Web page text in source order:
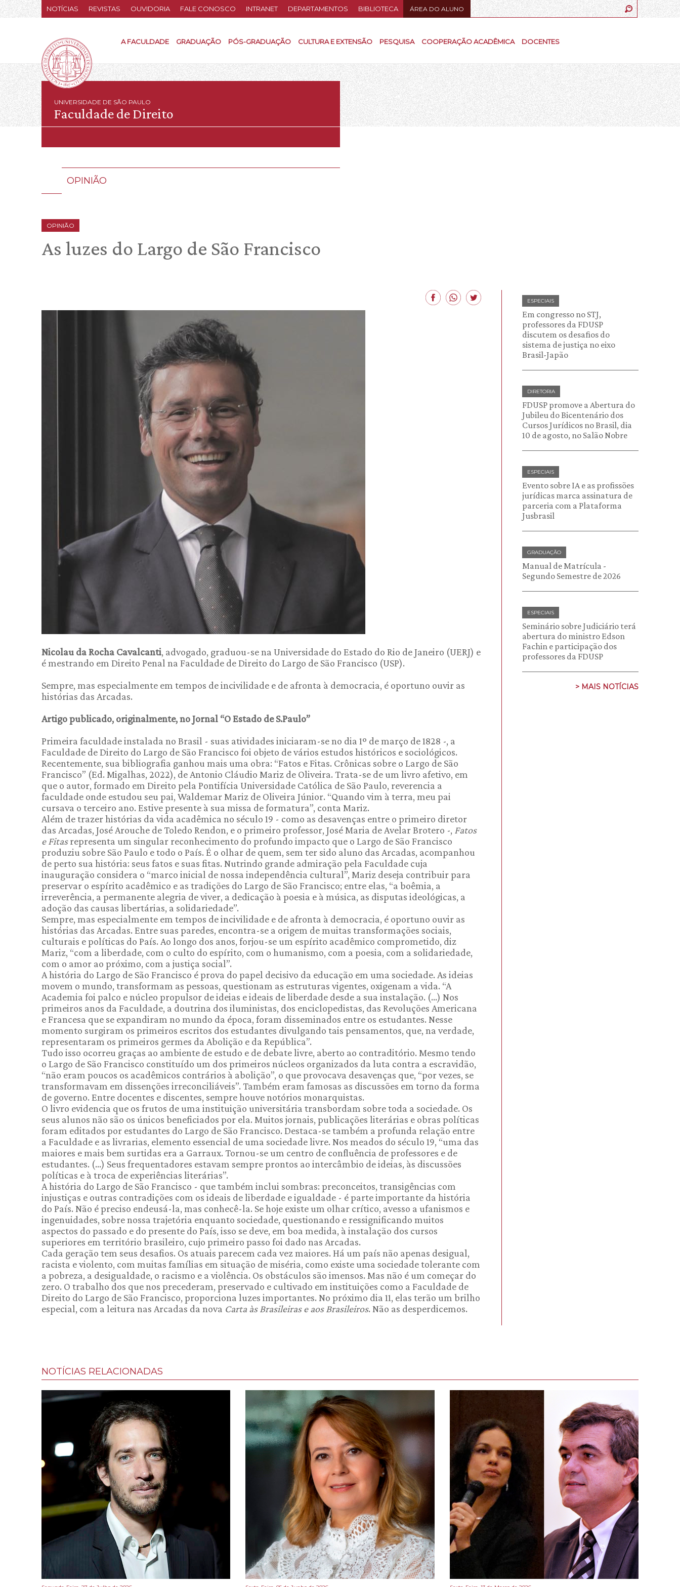
NOTÍCIAS REVISTAS OUVIDORIA FALE CONOSCO INTRANET DEPARTAMENTOS BIBLIOTECA ÁREA DO ALUNO
A FACULDADE GRADUAÇÃO PÓS-GRADUAÇÃO CULTURA E EXTENSÃO PESQUISA COOPERAÇÃO ACADÊMICA DOCENTES
UNIVERSIDADE DE SÃO PAULO
Faculdade de Direito
OPINIÃO
OPINIÃO
As luzes do Largo de São Francisco
Nicolau da Rocha Cavalcanti, advogado, graduou-se na Universidade do Estado do Rio de Janeiro (UERJ) e
é mestrando em Direito Penal na Faculdade de Direito do Largo de São Francisco (USP).
Sempre, mas especialmente em tempos de incivilidade e de afronta à democracia, é oportuno ouvir as
histórias das Arcadas.
Artigo publicado, originalmente, no Jornal “O Estado de S.Paulo”
Primeira faculdade instalada no Brasil - suas atividades iniciaram-se no dia 1º de março de 1828 -, a
Faculdade de Direito do Largo de São Francisco foi objeto de vários estudos históricos e sociológicos.
Recentemente, sua bibliografia ganhou mais uma obra: “Fatos e Fitas. Crônicas sobre o Largo de São
Francisco” (Ed. Migalhas, 2022), de Antonio Cláudio Mariz de Oliveira. Trata-se de um livro afetivo, em
que o autor, formado em Direito pela Pontifícia Universidade Católica de São Paulo, reverencia a
faculdade onde estudou seu pai, Waldemar Mariz de Oliveira Júnior. “Quando vim à terra, meu pai
cursava o terceiro ano. Estive presente à sua missa de formatura”, conta Mariz.
Além de trazer histórias da vida acadêmica no século 19 - como as desavenças entre o primeiro diretor
das Arcadas, José Arouche de Toledo Rendon, e o primeiro professor, José Maria de Avelar Brotero -, Fatos
e Fitasrepresenta um singular reconhecimento do profundo impacto que o Largo de São Francisco
produziu sobre São Paulo e todo o País. É o olhar de quem, sem ter sido aluno das Arcadas, acompanhou
de perto sua história: seus fatos e suas fitas. Nutrindo grande admiração pela Faculdade cuja
inauguração considera o “marco inicial de nossa independência cultural”, Mariz deseja contribuir para
preservar o espírito acadêmico e as tradições do Largo de São Francisco; entre elas, “a boêmia, a
irreverência, a permanente alegria de viver, a dedicação à poesia e à música, as disputas ideológicas, a
adoção das causas libertárias, a solidariedade”.
Sempre, mas especialmente em tempos de incivilidade e de afronta à democracia, é oportuno ouvir as
histórias das Arcadas. Entre suas paredes, encontra-se a origem de muitas transformações sociais,
culturais e políticas do País. Ao longo dos anos, forjou-se um espírito acadêmico comprometido, diz
Mariz, “com a liberdade, com o culto do espírito, com o humanismo, com a poesia, com a solidariedade,
com o amor ao próximo, com a justiça social”.
A história do Largo de São Francisco é prova do papel decisivo da educação em uma sociedade. As ideias
movem o mundo, transformam as pessoas, questionam as estruturas vigentes, oxigenam a vida. “A
Academia foi palco e núcleo propulsor de ideias e ideais de liberdade desde a sua instalação. (...) Nos
primeiros anos da Faculdade, a doutrina dos iluministas, dos enciclopedistas, das Revoluções Americana
e Francesa que se expandiram no mundo da época, foram disseminados entre os estudantes. Nesse
momento surgiram os primeiros escritos dos estudantes divulgando tais pensamentos, que, na verdade,
representaram os primeiros germes da Abolição e da República”.
Tudo isso ocorreu graças ao ambiente de estudo e de debate livre, aberto ao contraditório. Mesmo tendo
o Largo de São Francisco constituído um dos primeiros núcleos organizados da luta contra a escravidão,
“não eram poucos os acadêmicos contrários à abolição”, o que provocava desavenças que, “por vezes, se
transformavam em dissenções irreconciliáveis”. Também eram famosas as discussões em torno da forma
de governo. Entre docentes e discentes, sempre houve notórios monarquistas.
O livro evidencia que os frutos de uma instituição universitária transbordam sobre toda a sociedade. Os
seus alunos não são os únicos beneficiados por ela. Muitos jornais, publicações literárias e obras políticas
foram editados por estudantes do Largo de São Francisco. Destaca-se também a profunda relação entre
a Faculdade e as livrarias, elemento essencial de uma sociedade livre. Nos meados do século 19, “uma das
maiores e mais bem surtidas era a Garraux. Tornou-se um centro de confluência de professores e de
estudantes. (...) Seus frequentadores estavam sempre prontos ao intercâmbio de ideias, às discussões
políticas e à troca de experiências literárias”.
A história do Largo de São Francisco - que também inclui sombras: preconceitos, transigências com
injustiças e outras contradições com os ideais de liberdade e igualdade - é parte importante da história
do País. Não é preciso endeusá-la, mas conhecê-la. Se hoje existe um olhar crítico, avesso a ufanismos e
ingenuidades, sobre nossa trajetória enquanto sociedade, questionando e ressignificando muitos
aspectos do passado e do presente do País, isso se deve, em boa medida, à instalação dos cursos
superiores em território brasileiro, cujo primeiro passo foi dado nas Arcadas.
Cada geração tem seus desafios. Os atuais parecem cada vez maiores. Há um país não apenas desigual,
racista e violento, com muitas famílias em situação de miséria, como existe uma sociedade tolerante com
a pobreza, a desigualdade, o racismo e a violência. Os obstáculos são imensos. Mas não é um começar do
zero. O trabalho dos que nos precederam, preservado e cultivado em instituições como a Faculdade de
Direito do Largo de São Francisco, proporciona luzes importantes. No próximo dia 11, elas terão um brilho
especial, com a leitura nas Arcadas da nova Carta às Brasileiras e aos Brasileiros. Não as desperdicemos.
ESPECIAIS
Em congresso no STJ,
professores da FDUSP
discutem os desafios do
sistema de justiça no eixo
Brasil-Japão
DIRETORIA
FDUSP promove a Abertura do
Jubileu do Bicentenário dos
Cursos Jurídicos no Brasil, dia
10 de agosto, no Salão Nobre
ESPECIAIS
Evento sobre IA e as profissões
jurídicas marca assinatura de
parceria com a Plataforma
Jusbrasil
GRADUAÇÃO
Manual de Matrícula -
Segundo Semestre de 2026
ESPECIAIS
Seminário sobre Judiciário terá
abertura do ministro Edson
Fachin e participação dos
professores da FDUSP
> MAIS NOTÍCIAS
NOTÍCIAS RELACIONADAS